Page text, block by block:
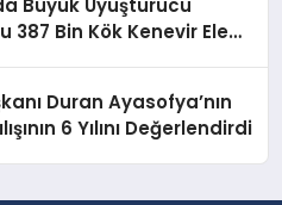
Büyük Uyuşturucu
387 Bin Kök Kenevir Ele
Duran Ayasofya’nın
6 Yılını Değerlendirdi